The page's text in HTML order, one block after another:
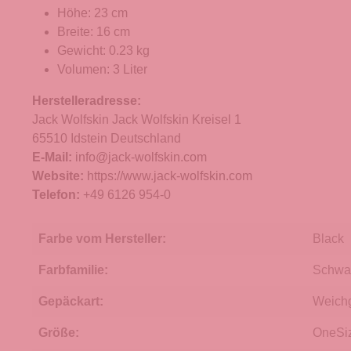
Höhe: 23 cm
Breite: 16 cm
Gewicht: 0.23 kg
Volumen: 3 Liter
Herstelleradresse:
Jack Wolfskin Jack Wolfskin Kreisel 1
65510 Idstein Deutschland
E-Mail: info@jack-wolfskin.com
Website: https://www.jack-wolfskin.com
Telefon: +49 6126 954-0
Farbe vom Hersteller: Black
Farbfamilie:
Gepäckart:
Größe: